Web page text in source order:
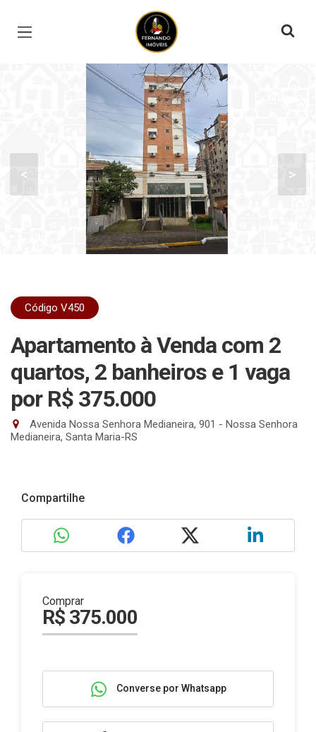
Página inicial
< >
Código V450
Apartamento à Venda com 2
quartos, 2 banheiros e 1 vaga
por R$ 375.000
Avenida Nossa Senhora Medianeira, 901 - Nossa Senhora
Medianeira, Santa Maria-RS
Compartilhe
Comprar
R$ 375.000
Converse por Whatsapp